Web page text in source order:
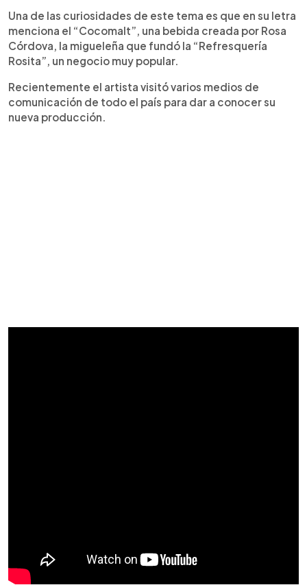
Una de las curiosidades de este tema es que en su letra
menciona el “Cocomalt”, una bebida creada por Rosa
Córdova, la migueleña que fundó la “Refresquería
Rosita”, un negocio muy popular.
Recientemente el artista visitó varios medios de
comunicación de todo el país para dar a conocer su
nueva producción.